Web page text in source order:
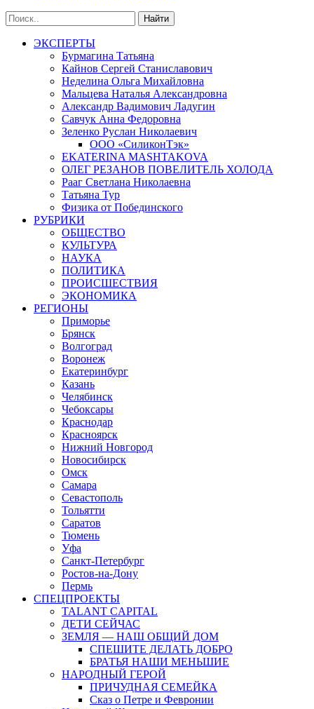
ЭКСПЕРТЫ
Бурмагина Татьяна
Кайнов Сергей Станиславович
Неделина Ольга Михайловна
Мальцева Наталья Александровна
Александр Вадимович Ладугин
Савчук Анна Федоровна
Зеленко Руслан Николаевич
ООО «СиликонТэк»
EKATERINA MASHTAKOVA
ОЛЕГ РЕЗАНОВ ПОВЕЛИТЕЛЬ ХОЛОДА
Рааг Светлана Николаевна
Татьяна Тур
Физика от Побединского
РУБРИКИ
ОБЩЕСТВО
КУЛЬТУРА
НАУКА
ПОЛИТИКА
ПРОИСШЕСТВИЯ
ЭКОНОМИКА
РЕГИОНЫ
Приморье
Брянск
Волгоград
Воронеж
Екатеринбург
Казань
Челябинск
Чебоксары
Краснодар
Красноярск
Нижний Новгород
Новосибирск
Омск
Самара
Севастополь
Тольятти
Саратов
Тюмень
Уфа
Санкт-Петербург
Ростов-на-Дону
Пермь
СПЕЦПРОЕКТЫ
TALANT CAPITAL
ДЕТИ СЕЙЧАС
ЗЕМЛЯ — НАШ ОБЩИЙ ДОМ
СПЕШИТЕ ДЕЛАТЬ ДОБРО
БРАТЬЯ НАШИ МЕНЬШИЕ
НАРОДНЫЙ ГЕРОЙ
ПРИЧУДНАЯ СЕМЕЙКА
Сказ о Петре и Февронии